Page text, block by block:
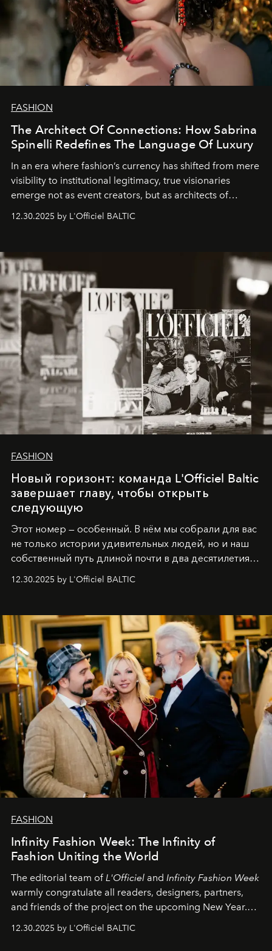
FASHION
The Architect Of Connections: How Sabrina
Spinelli Redefines The Language Of Luxury
In an era where fashion’s currency has shifted from mere
visibility to institutional legitimacy, true visionaries
emerge not as event creators, but as architects of
ecosystems.
Sabrina Spinelli
brand strategist with three decades of mastery in luxury,
framework where creativity, commerce, and culture
converge with surgical precision.
12.30.2025 by L'Officiel BALTIC
FASHION
Новый горизонт: команда L'Officiel Baltic
завершает главу, чтобы открыть
следующую
Этот номер — особенный. В нём мы собрали для вас
не только истории удивительных людей, но и наш
собственный путь длиной почти в два десятилетия.
Вместо привычного подведения итогов мы от всей
души говорим спасибо каждому, кто был с нами все
самыми искренними пожеланиями и теплом, ваша
командаL’Officiel Baltic .
12.30.2025 by L'Officiel BALTIC
FASHION
Infinity Fashion Week: The Infinity of
Fashion Uniting the World
The editorial team ofL'Officiel and Infinity Fashion Week
warmly congratulate all readers, designers, partners,
and friends of the project on the upcoming New Year.
May 2026 bring growth, inspiration, bold ideas, and new
achievements.
12.30.2025 by L'Officiel BALTIC